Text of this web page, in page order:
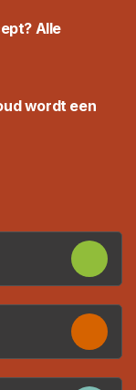
Alle
wordt een